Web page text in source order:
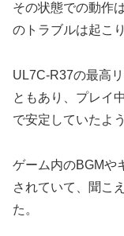
その状態での動作
のトラブルは起こ
UL7C-R37の最高
ともあり、プレイ
で安定していたよ
ゲーム内のBGMや
されていて、聞こ
た。